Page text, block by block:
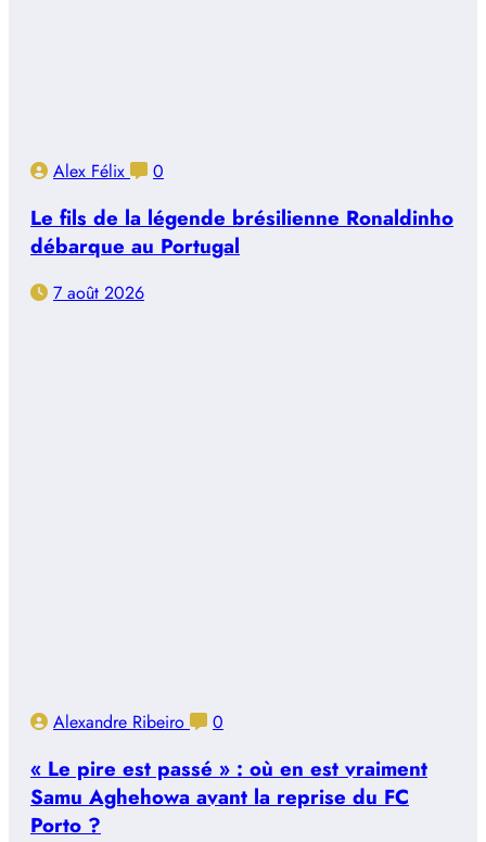
Alex Félix 0
Le fils de la légende brésilienne Ronaldinho
débarque au Portugal
7 août 2026
Alexandre Ribeiro 0
« Le pire est passé » : où en est vraiment
Samu Aghehowa avant la reprise du FC
Porto ?